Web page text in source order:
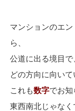
マンションのエ
ら、
公道に出る境目で
どの方向に向い
これも数字でお知
東西南北じゃなく